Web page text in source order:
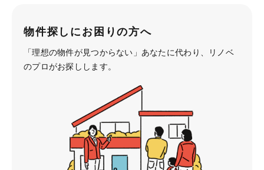
物件探しにお困りの方へ
「理想の物件が見つからない」あなたに代わり、
リノベ
のプロがお探しします。